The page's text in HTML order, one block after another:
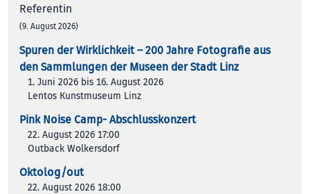
Referentin
(9. August 2026)
Spuren der Wirklichkeit – 200 Jah­re Foto­gra­fie aus
den Samm­lun­gen der Muse­en der Stadt Linz
1. Juni 2026 bis 16. August 2026
Lentos Kunstmuseum Linz
Pink Noise Camp- Abschlusskonzert
22. August 2026 17:00
Outback Wolkersdorf
Oktolog/out
22. August 2026 18:00